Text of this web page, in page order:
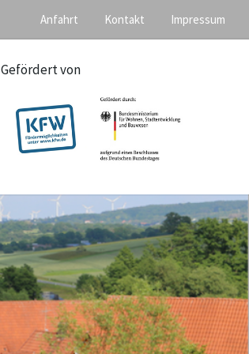
Anfahrt Kontakt Impressum
Gefördert von